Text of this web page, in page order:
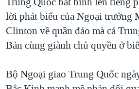
THƯỢNG ĐỈNH TRUMP-KIM TẠI
TRỊNH VĨNH BÌNH VS. CHÍNH PHỦ
NGƯ DÂN VIỆT VÀ LÀN SÓNG
QUAN HỆ VIỆT MỸ
lời phát biểu của Ngoại trưởng
Clinton về quần đảo mà cả
Bản cùng giành chủ quyền ở
Bộ Ngoại giao Trung Quốc